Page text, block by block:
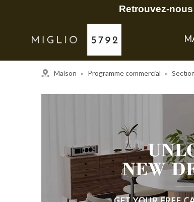
Retrouvez-
Maison » Programme commercial »